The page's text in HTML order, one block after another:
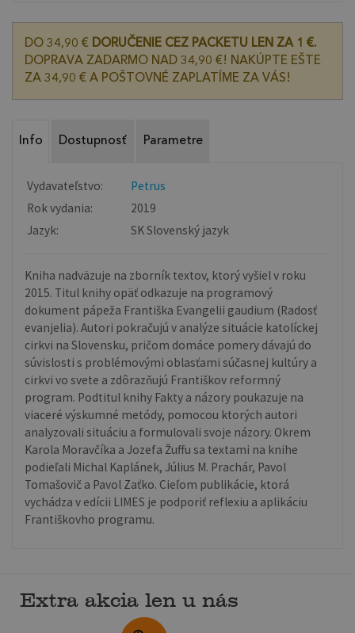
DO 34,90 € DORUČENIE CEZ PACKETU LEN ZA 1 €.
DOPRAVA ZADARMO NAD 34,90 €! NAKÚPTE EŠTE
ZA 34,90 € A POŠTOVNÉ ZAPLATÍME ZA VÁS!
Info Dostupnosť Parametre
Vydavateľstvo:
Petrus
Rok vydania:
2019
Jazyk:
SK Slovenský jazyk
Kniha nadväzuje na zborník textov, ktorý vyšiel v roku
2015. Titul knihy opäť odkazuje na programový
dokument pápeža Františka Evangelii gaudium (Radosť
evanjelia). Autori pokračujú v analýze situácie katolíckej
cirkvi na Slovensku, pričom domáce pomery dávajú do
súvislosti s problémovými oblasťami súčasnej kultúry a
cirkvi vo svete a zdôrazňujú Františkov reformný
program. Podtitul knihy Fakty a názory poukazuje na
viaceré výskumné metódy, pomocou ktorých autori
analyzovali situáciu a formulovali svoje názory. Okrem
Karola Moravčíka a Jozefa Žuffu sa textami na knihe
podieľali Michal Kaplánek, Július M. Prachár, Pavol
Tomašovič a Pavol Zaťko. Cieľom publikácie, ktorá
vychádza v edícii LIMES je podporiť reflexiu a aplikáciu
Františkovho programu.
Extra akcia len u nás